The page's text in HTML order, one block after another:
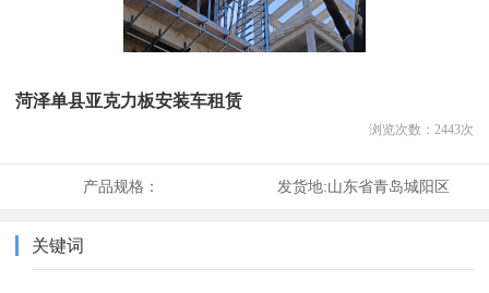
菏泽单县亚克力板安装车租赁
浏览次数： 2443次
产品规格： 发货地:山东省青岛城阳区
关键词